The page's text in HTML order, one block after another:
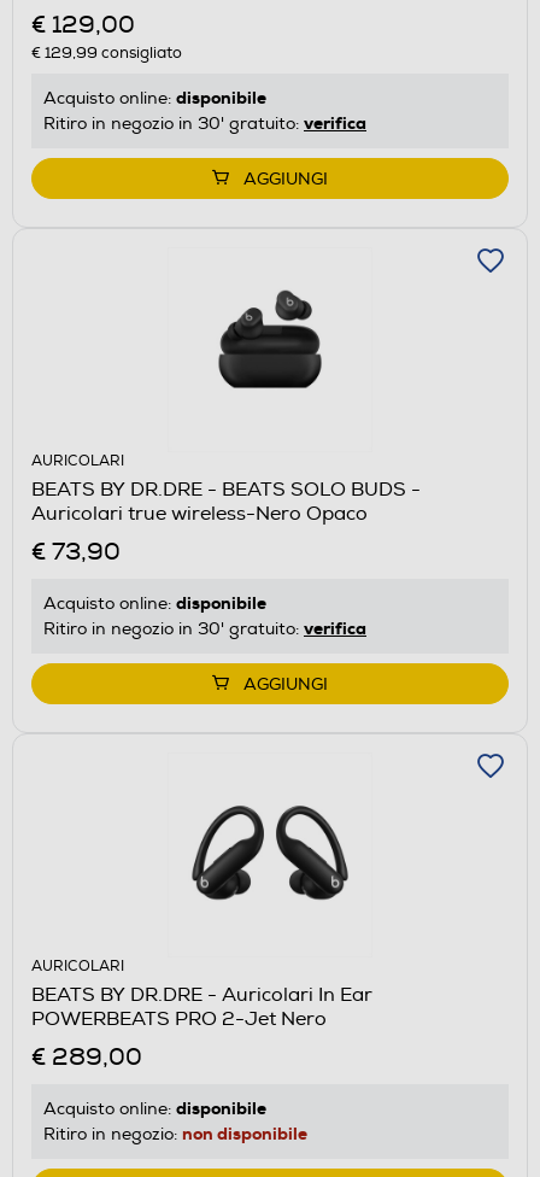
€ 129,00
€ 129,99 consigliato
Acquisto online: disponibile
Ritiro in negozio in 30' gratuito: verifica
AGGIUNGI
AURICOLARI
BEATS BY DR.DRE - BEATS SOLO BUDS -
Auricolari true wireless-Nero Opaco
€ 73,90
Acquisto online: disponibile
Ritiro in negozio in 30' gratuito: verifica
AGGIUNGI
AURICOLARI
BEATS BY DR.DRE - Auricolari In Ear
POWERBEATS PRO 2-Jet Nero
€ 289,00
Acquisto online: disponibile
Ritiro in negozio: non disponibile